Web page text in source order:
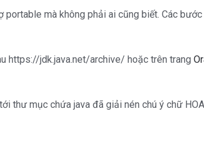
mà không phải ai cũng biết. Các
https://jdk.java.net/archive/ hoặc trên trang
thư mục chứa java đã giải nén chú ý chữ